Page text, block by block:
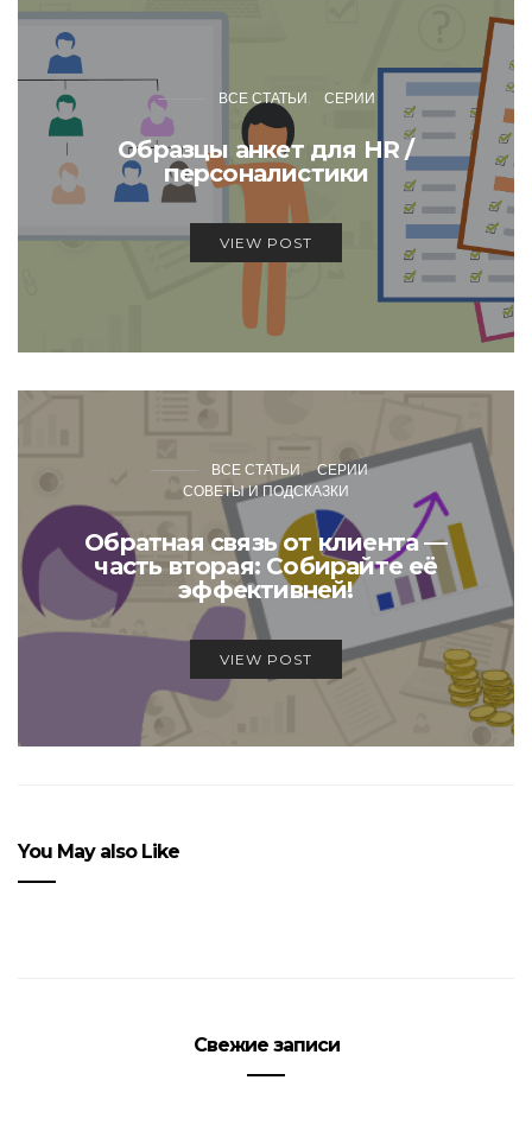
ВСЕ СТАТЬИ СЕРИИ
Образцы анкет для HR /
персоналистики
VIEW POST
ВСЕ СТАТЬИ
СЕРИИ
СОВЕТЫ И ПОДСКАЗКИ
Обратная связь от клиента —
часть вторая: Собирайте её
эффективней!
VIEW POST
You May also Like
Свежие записи